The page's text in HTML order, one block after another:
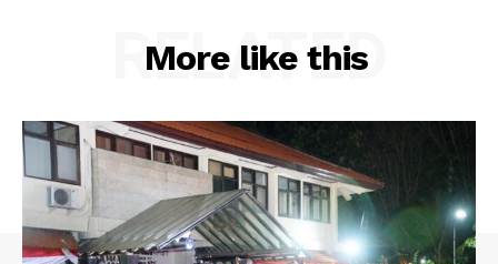
More like this
RELATED